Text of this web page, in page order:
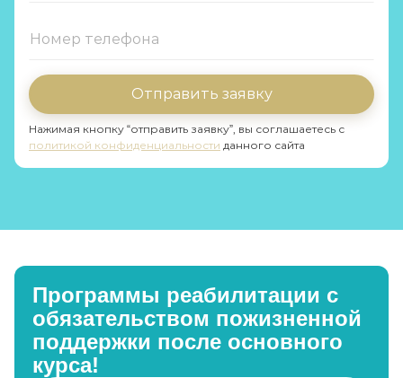
Отправить заявку
Нажимая кнопку “отправить заявку”, вы соглашаетесь с
политикой конфиденциальности данного сайта
Программы реабилитации с
обязательством пожизненной
поддержки после основного
курса!